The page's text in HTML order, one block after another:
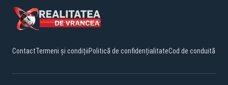
ContactTermeni și condițiiPolitică de confidențialitateCod de conduită